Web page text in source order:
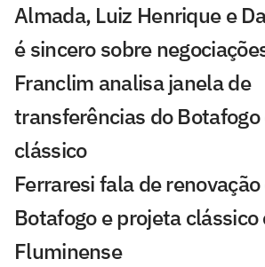
Almada, Luiz Henrique e
é sincero sobre
Franclim analisa janela de
transferências do
clássico
Ferraresi fala de
Botafogo e projeta clássico
Fluminense